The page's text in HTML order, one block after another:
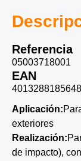
Referencia
05003718001
EAN
4013288185648
Aplicación:
exteriores
Realización:
de impacto),